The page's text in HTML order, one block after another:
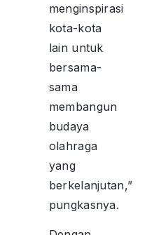
menginspirasi
kota-kota
lain untuk
bersama-
sama
membangun
budaya
olahraga
yang
berkelanjutan,”
pungkasnya.